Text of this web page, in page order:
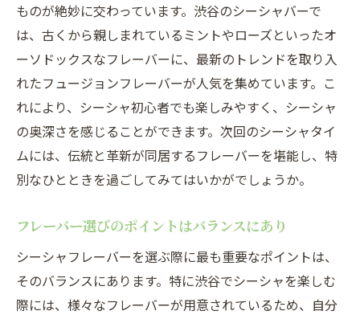
ものが絶妙に交わっています。渋谷のシーシャバーで
は、古くから親しまれているミントやローズといったオ
ーソドックスなフレーバーに、最新のトレンドを取り入
れたフュージョンフレーバーが人気を集めています。こ
れにより、シーシャ初心者でも楽しみやすく、シーシャ
の奥深さを感じることができます。次回のシーシャタイ
ムには、伝統と革新が同居するフレーバーを堪能し、特
別なひとときを過ごしてみてはいかがでしょうか。
フレーバー選びのポイントはバランスにあり
シーシャフレーバーを選ぶ際に最も重要なポイントは、
そのバランスにあります。特に渋谷でシーシャを楽しむ
際には、様々なフレーバーが用意されているため、自分